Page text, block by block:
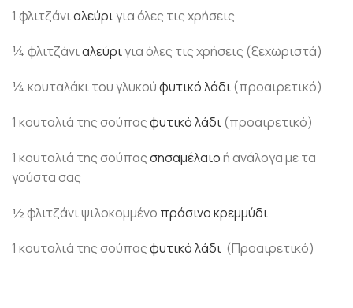
1 φλιτζάνιαλεύριγια όλες τις χρήσεις
¼ φλιτζάνιαλεύριγια όλες τις χρήσεις (ξεχωριστά)
¼ κουταλάκι του γλυκούφυτικό λάδι(προαιρετικό)
1 κουταλιά της σούπαςφυτικό λάδι(προαιρετικό)
1 κουταλιά της σούπαςσησαμέλαιοή ανάλογα με τα
γούστα σας
½ φλιτζάνι ψιλοκομμένο πράσινο κρεμμύδι
1 κουταλιά της σούπαςφυτικό λάδι (Προαιρετικό)